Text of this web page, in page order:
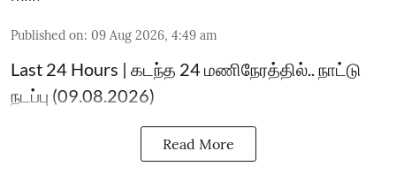
Published on: 09 Aug 2026, 4:49 am
Last 24 Hours | கடந்த 24 மணிநேரத்தில்.. நாட்டு
நடப்பு (09.08.2026)
Read More